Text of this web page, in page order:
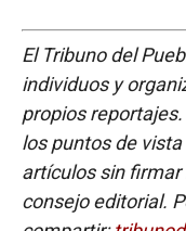
El Tribuno del
individuos y
propios
los puntos de
artículos sin
consejo editorial.